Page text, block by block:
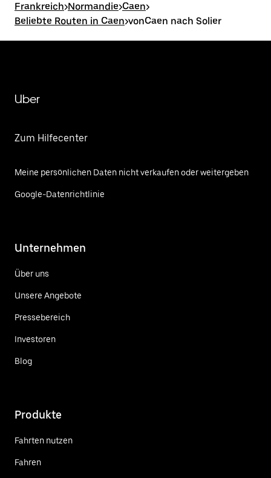
Frankreich>Normandie>Caen>
Beliebte Routen in Caen>vonCaen nach Solier
Uber
Zum Hilfecenter
Meine persönlichen Daten nicht verkaufen oder weitergeben
Google-Datenrichtlinie
Unternehmen
Über uns
Unsere Angebote
Pressebereich
Investoren
Blog
Produkte
Fahrten nutzen
Fahren